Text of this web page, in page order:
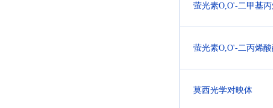
萤光素O,O'-二甲基
萤光素O,O'-二丙烯
莫西光学对映体